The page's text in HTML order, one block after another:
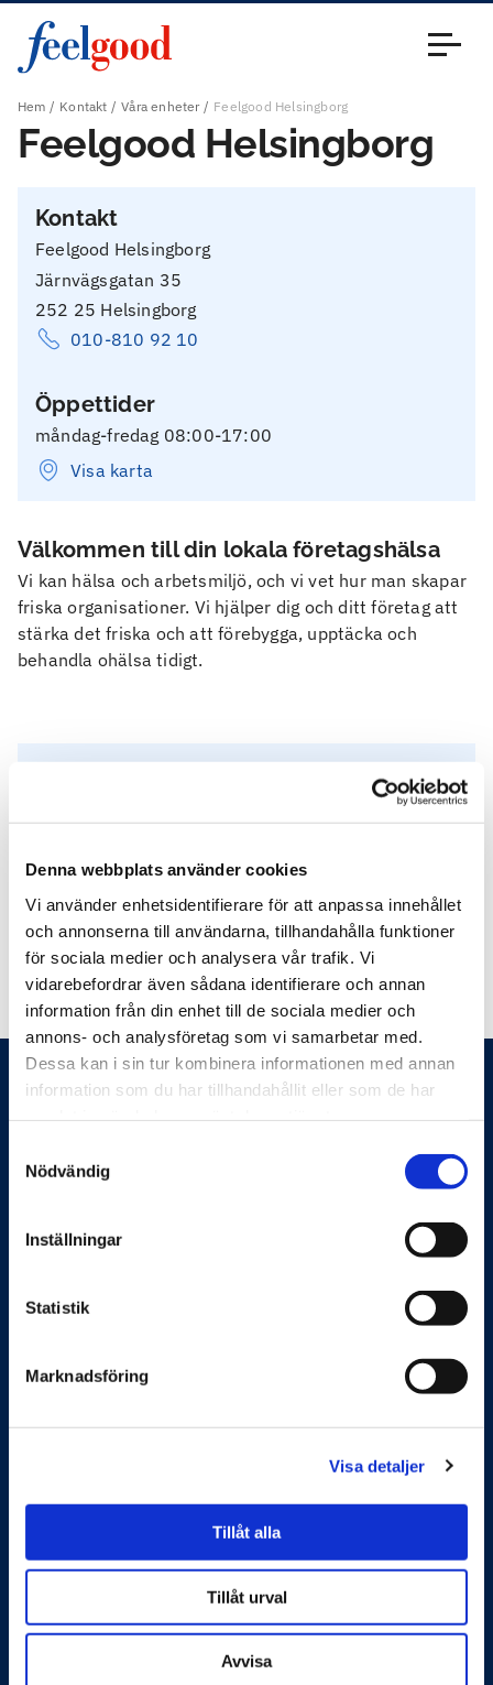
Denna webbplats använder cookies
Vi använder enhetsidentifierare för att anpassa innehållet
och annonserna till användarna, tillhandahålla funktioner
för sociala medier och analysera vår trafik. Vi
vidarebefordrar även sådana identifierare och annan
information från din enhet till de sociala medier och
annons- och analysföretag som vi samarbetar med.
Dessa kan i sin tur kombinera informationen med annan
information som du har tillhandahållit eller som de har
Nödvändig
Inställningar
Statistik
Marknadsföring
Visa detaljer
Tillåt alla
Tillåt urval
Avvisa
Hem Kontakt Våra enheter Feelgood Helsingborg
Feelgood Helsingborg
Kontakt
Feelgood Helsingborg
Järnvägsgatan 35
252 25 Helsingborg
010-810 92 10
Öppettider
måndag-fredag 08:00-17:00
Visa karta
Välkommen till din lokala företagshälsa
Vi kan hälsa och arbetsmiljö, och vi vet hur man skapar
friska organisationer. Vi hjälper dig och ditt företag att
stärka det friska och att förebygga, upptäcka och
behandla ohälsa tidigt.
Är du eller ditt företag kund hos Feelgood?
förbättra sin produktivitet och sänka kostnader. Det gör
vi genom systematiskt och förebyggande arbete med
arbetsmiljö, hållbar hälsa, ledarskap, medarbetarskap
och vid behov rehabilitering eller krishantering. Vi möter
Företagshälsa
Privathälsa